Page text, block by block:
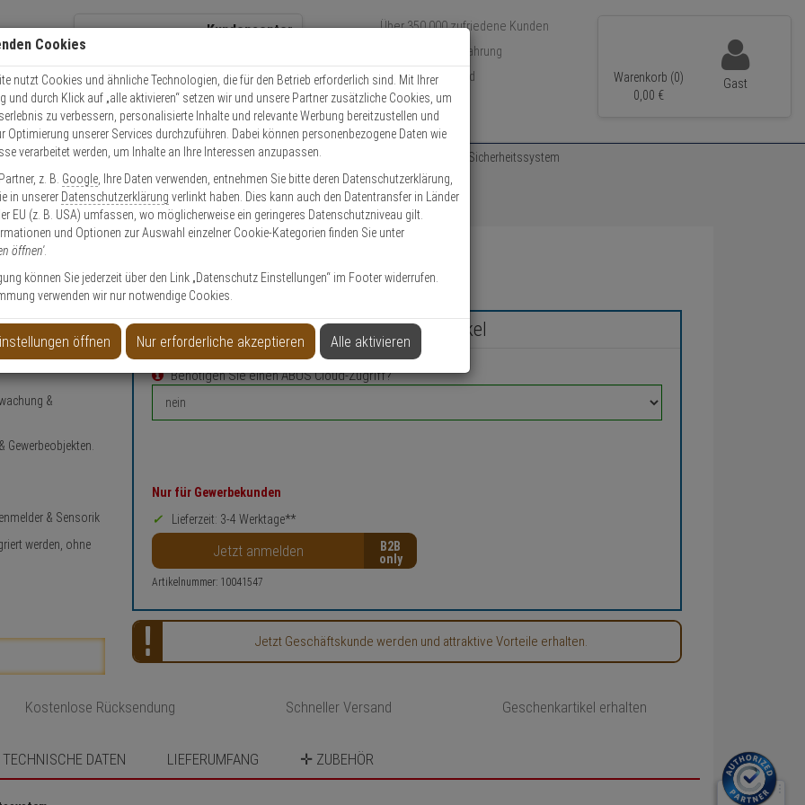
Kundencenter
Kontaktservice nutzen
Mo. - Do.: 8:00 - 16:30 Fr. 8:00 - 14:00 Uhr
Über 350.000 zufriedene Kunden
Über 15 Jahre Erfahrung
Schneller Versand
Warenkorb (0)
0, 00 €
Gast
Abus Comfion Funk-Alarmanlage ABUS Comfion Pro FUAA85000 Funk Sicherheitssystem
Funk Sicherheitssystem
&
Gewerbeobjekten.
& Sensorik
werden, ohne
Konfigurieren Sie Ihren persönlichen Artikel
Benötigen Sie einen ABUS Cloud-Zugriff?
Nur für Gewerbekunden
Lieferzeit: 3-4 Werktage**
Jetzt anmelden B2B
Artikelnummer: 10041547
Jetzt Geschäftskunde werden und attraktive Vorteile erhalten.
Kostenlose Rücksendung Schneller Versand Geschenkartikel erhalten
TECHNISCHE DATEN LIEFERUMFANG ✛ ZUBEHÖR
Cookies
nutzt Cookies und ähnliche Technologien, die für den Betrieb erforderlich sind. Mit Ihrer
und durch Klick auf „alle aktivieren“ setzen wir und unsere Partner zusätzliche Cookies, um
zu verbessern, personalisierte Inhalte und relevante Werbung bereitzustellen und
Optimierung unserer Services durchzuführen. Dabei können personenbezogene Daten wie
verarbeitet werden, um Inhalte an Ihre Interessen anzupassen.
z. B. Google , Ihre Daten verwenden, entnehmen Sie bitte deren Datenschutzerklärung,
in unserer Datenschutzerklärung verlinkt haben. Dies kann auch den Datentransfer in Länder
EU (z. B. USA) umfassen, wo möglicherweise ein geringeres Datenschutzniveau gilt.
und Optionen zur Auswahl einzelner Cookie-Kategorien finden Sie unter
öffnen'.
können Sie jederzeit über den Link „Datenschutz Einstellungen“ im Footer widerrufen.
verwenden wir nur notwendige Cookies.
öffnen Nur erforderliche akzeptieren Alle aktivieren